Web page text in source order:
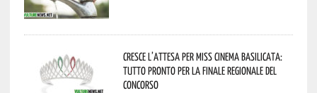
Cresce l’attesa per Miss Cinema Basilicata:
tutto pronto per la finale regionale del
concorso